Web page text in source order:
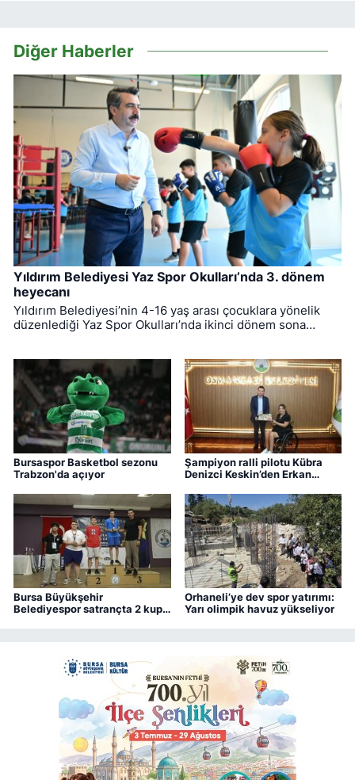
Diğer Haberler
Yıldırım Belediyesi Yaz Spor Okulları’nda 3. dönem
heyecanı
Yıldırım Belediyesi’nin 4-16 yaş arası çocuklara yönelik
düzenlediği Yaz Spor Okulları’nda ikinci dönem sona
Bursaspor Basketbol sezonu
Trabzon'da açıyor
Şampiyon ralli pilotu Kübra
Denizci Keskin’den Erkan
Bursa Büyükşehir
Belediyespor satrançta 2 kupa
Orhaneli’ye dev spor yatırımı:
Yarı olimpik havuz yükseliyor